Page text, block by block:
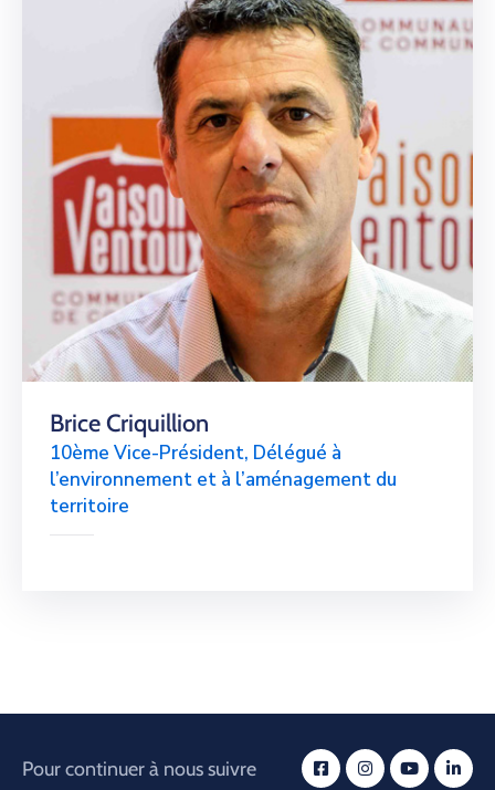
Brice Criquillion
10ème Vice-Président, Délégué à
l’environnement et à l’aménagement du
territoire
Pour continuer à nous suivre